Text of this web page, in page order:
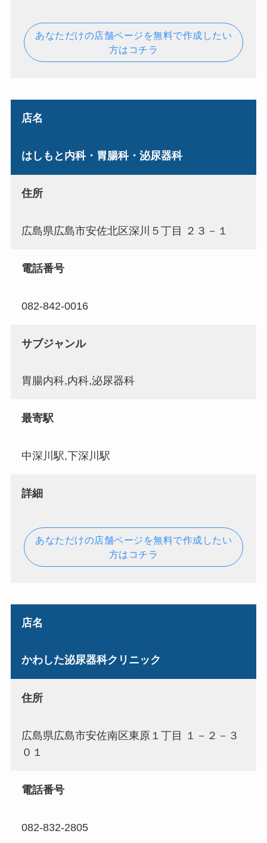
あなただけの店舗ページを無料で作成したい
方はコチラ
店名
はしもと内科・胃腸科・泌尿器科
住所
広島県広島市安佐北区深川５丁目 ２３－１
電話番号
082-842-0016
サブジャンル
胃腸内科,内科,泌尿器科
最寄駅
中深川駅,下深川駅
詳細
あなただけの店舗ページを無料で作成したい
方はコチラ
店名
かわした泌尿器科クリニック
住所
広島県広島市安佐南区東原１丁目 １－２－３
０１
電話番号
082-832-2805